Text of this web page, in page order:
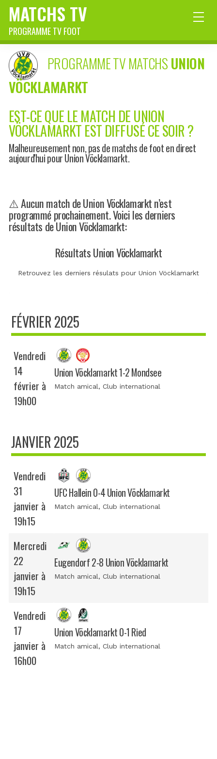
MATCHS TV
PROGRAMME TV FOOT
PROGRAMME TV MATCHSUNION
VÖCKLAMARKT
EST-CE QUE LE MATCH DE UNION
VÖCKLAMARKT EST DIFFUSÉ CE SOIR ?
Malheureusement non, pas de matchs de foot en direct
aujourd'hui pour Union Vöcklamarkt.
⚠️ Aucun match de Union Vöcklamarkt n’est
programmé prochainement. Voici les derniers
résultats de Union Vöcklamarkt:
Résultats Union Vöcklamarkt
Retrouvez les derniers résulats pour Union Vöcklamarkt
FÉVRIER 2025
Vendredi
14
février à
19h00
Union Vöcklamarkt 1-2 Mondsee
Match amical, Club international
JANVIER 2025
Vendredi
31
janvier à
19h15
UFC Hallein 0-4 Union Vöcklamarkt
Match amical, Club international
Mercredi
22
janvier à
19h15
Eugendorf 2-8 Union Vöcklamarkt
Match amical, Club international
Vendredi
17
janvier à
16h00
Union Vöcklamarkt 0-1 Ried
Match amical, Club international